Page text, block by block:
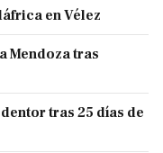
en Vélez
Mendoza tras
tras 25 días de